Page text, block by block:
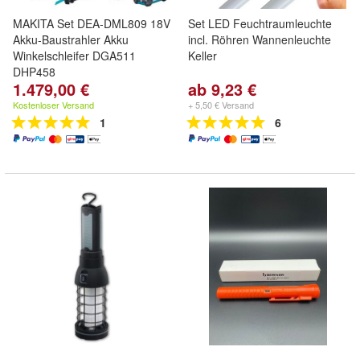
MAKITA Set DEA-DML809 18V
Akku-Baustrahler Akku
Winkelschleifer DGA511
DHP458
1.479,00 €
Kostenloser Versand
1
Set LED Feuchtraumleuchte
incl. Röhren Wannenleuchte
Keller
ab 9,23 €
+ 5,50 € Versand
6